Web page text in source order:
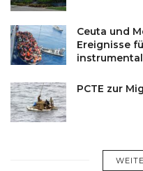
Ceuta und
Ereignisse
PCTE zur